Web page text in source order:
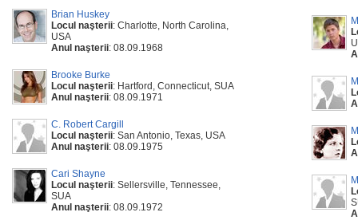
Brian Huskey
Locul naşterii: Charlotte, North Carolina,
USA
Anul naşterii: 08.09.1968
Brooke Burke
Locul naşterii: Hartford, Connecticut, SUA
Anul naşterii: 08.09.1971
C. Robert Cargill
Locul naşterii: San Antonio, Texas, USA
Anul naşterii: 08.09.1975
Cari Shayne
Locul naşterii: Sellersville, Tennessee,
SUA
Anul naşterii: 08.09.1972